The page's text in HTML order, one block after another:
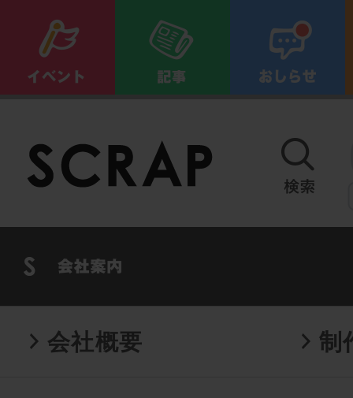
会社概要 制